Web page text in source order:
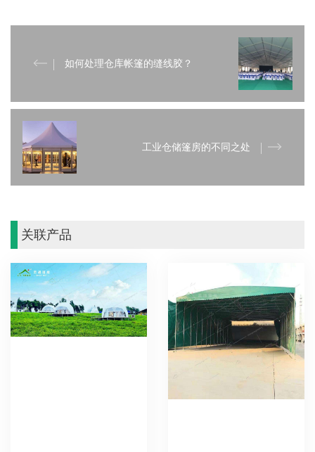
如何处理仓库帐篷的缝线胶？
工业仓储篷房的不同之处
关联产品